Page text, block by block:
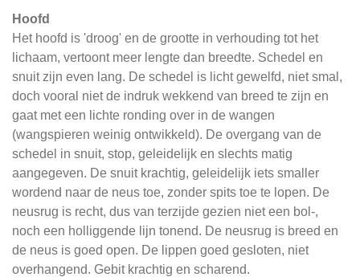
Hoofd
Het hoofd is 'droog' en de grootte in verhouding tot het
lichaam, vertoont meer lengte dan breedte. Schedel en
snuit zijn even lang. De schedel is licht gewelfd, niet smal,
doch vooral niet de indruk wekkend van breed te zijn en
gaat met een lichte ronding over in de wangen
(wangspieren weinig ontwikkeld). De overgang van de
schedel in snuit, stop, geleidelijk en slechts matig
aangegeven. De snuit krachtig, geleidelijk iets smaller
wordend naar de neus toe, zonder spits toe te lopen. De
neusrug is recht, dus van terzijde gezien niet een bol-,
noch een holliggende lijn tonend. De neusrug is breed en
de neus is goed open. De lippen goed gesloten, niet
overhangend. Gebit krachtig en scharend.